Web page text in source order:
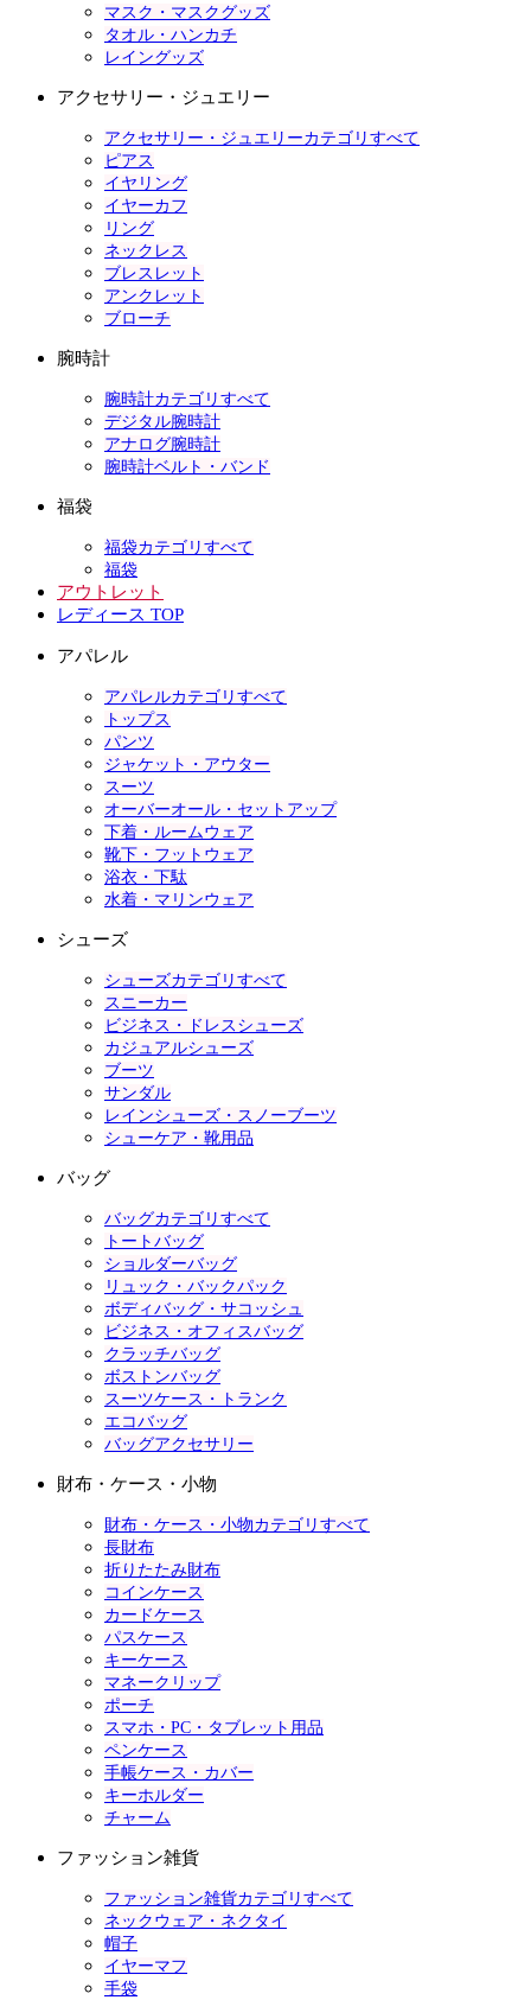
マスク・マスクグッズ
タオル・ハンカチ
レイングッズ
アクセサリー・ジュエリー
アクセサリー・ジュエリーカテゴリすべて
ピアス
イヤリング
イヤーカフ
リング
ネックレス
ブレスレット
アンクレット
ブローチ
腕時計
腕時計カテゴリすべて
デジタル腕時計
アナログ腕時計
腕時計ベルト・バンド
福袋
福袋カテゴリすべて
福袋
アウトレット
レディース TOP
アパレル
アパレルカテゴリすべて
トップス
パンツ
ジャケット・アウター
スーツ
オーバーオール・セットアップ
下着・ルームウェア
靴下・フットウェア
浴衣・下駄
水着・マリンウェア
シューズ
シューズカテゴリすべて
スニーカー
ビジネス・ドレスシューズ
カジュアルシューズ
ブーツ
サンダル
レインシューズ・スノーブーツ
シューケア・靴用品
バッグ
バッグカテゴリすべて
トートバッグ
ショルダーバッグ
リュック・バックパック
ボディバッグ・サコッシュ
ビジネス・オフィスバッグ
クラッチバッグ
ボストンバッグ
スーツケース・トランク
エコバッグ
バッグアクセサリー
財布・ケース・小物
財布・ケース・小物カテゴリすべて
長財布
折りたたみ財布
コインケース
カードケース
パスケース
キーケース
マネークリップ
ポーチ
スマホ・PC・タブレット用品
ペンケース
手帳ケース・カバー
キーホルダー
チャーム
ファッション雑貨
ファッション雑貨カテゴリすべて
ネックウェア・ネクタイ
帽子
イヤーマフ
手袋